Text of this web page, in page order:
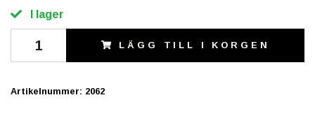
I lager
LÄGG TILL I KORGEN
Artikelnummer: 2062